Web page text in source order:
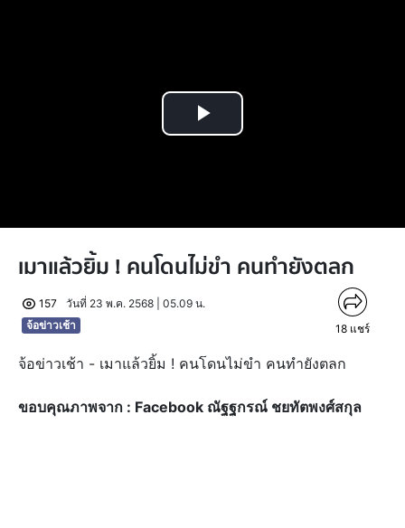
Play
เมาแล้วยิ้ม ! คนโดนไม่ขำ คนทำยังตลก
157
วันที่ 23 พ.ค. 2568 | 05.09 น.
จ้อข่าวเช้า
18 แชร์
จ้อข่าวเช้า - เมาแล้วยิ้ม ! คนโดนไม่ขำ คนทำยังตลก
ขอบคุณภาพจาก : Facebook ณัฐฐกรณ์ ชยทัตพงศ์สกุล